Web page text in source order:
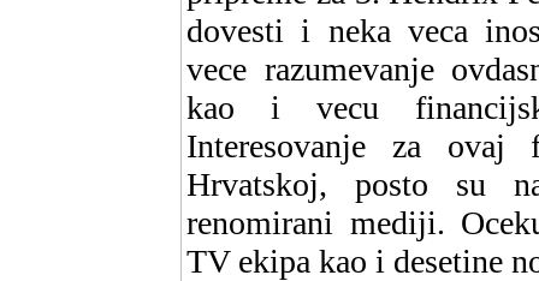
dovesti i neka veca
vece razumevanje
kao i vecu
Interesovanje za
Hrvatskoj, posto su
renomirani mediji.
TV ekipa kao i desetine